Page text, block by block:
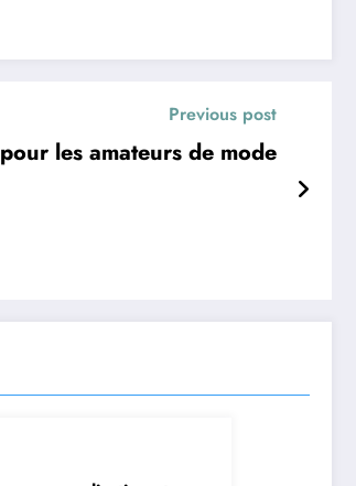
Previous post
les amateurs de mode